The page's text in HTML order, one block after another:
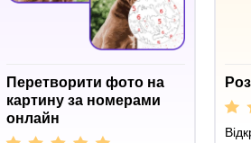
Перетворити фото на
картину за номерами
онлайн